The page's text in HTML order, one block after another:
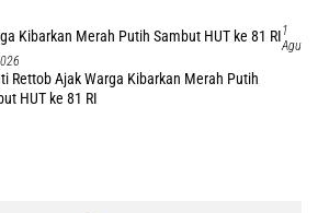
1
Agu
Rettob Ajak Warga Kibarkan Merah Putih
HUT ke 81 RI